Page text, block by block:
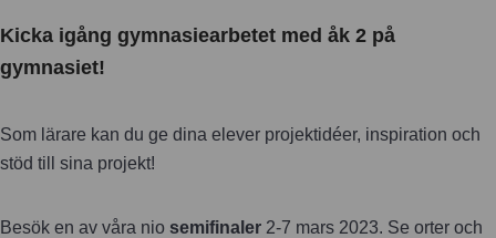
Kicka igång gymnasiearbetet med åk 2 på
gymnasiet!
Som lärare kan du ge dina elever projektidéer, inspiration och
stöd till sina projekt!
Besök en av våra nio semifinaler 2-7 mars 2023. Se orter och